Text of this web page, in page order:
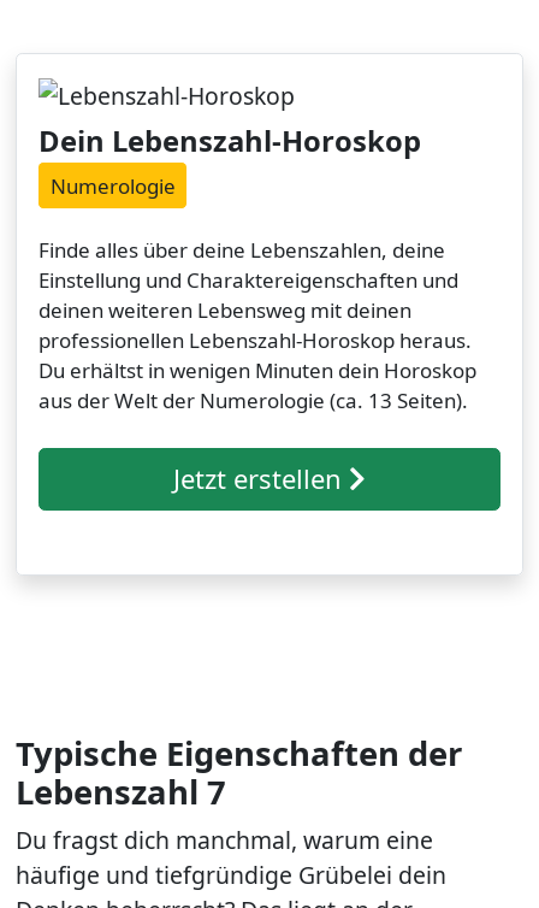
Dein Lebenszahl-Horoskop
Numerologie
Finde alles über deine Lebenszahlen, deine
Einstellung und Charaktereigenschaften und
deinen weiteren Lebensweg mit deinen
professionellen Lebenszahl-Horoskop heraus.
Du erhältst in wenigen Minuten dein Horoskop
aus der Welt der Numerologie (ca. 13 Seiten).
Jetzt erstellen
Typische Eigenschaften der
Lebenszahl 7
Du fragst dich manchmal, warum eine
häufige und tiefgründige Grübelei dein